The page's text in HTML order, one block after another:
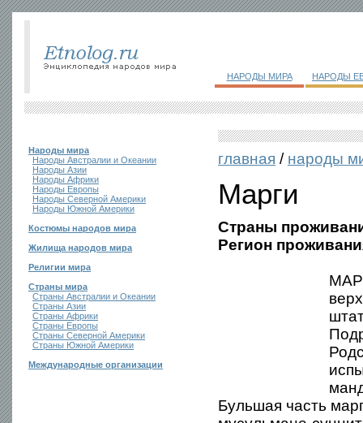
НАРОДЫ МИРА НАРОДЫ
Народы мира
Народы Австралии и Океании
Народы Азии
Народы Африки
Народы Европы
Народы Северной Америки
Народы Южной Америки
Костюмы народов мира
Жилища народов мира
Религии мира
Страны мира
Страны Австралии и Океании
Страны Азии
Страны Африки
Страны Европы
Страны Северной Америки
Страны Южной Америки
Международные организации
главная / народы
Марги
Страны
Регион
Бульшая часть